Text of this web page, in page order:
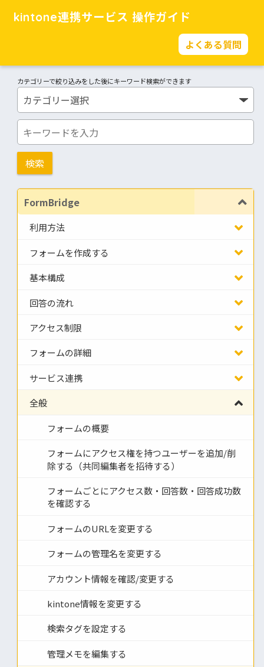
kintone連携サービス 操作ガイド
よくある質問
カテゴリーで絞り込みをした後にキーワード検索ができます
FormBridge
利用方法
フォームを作成する
基本構成
回答の流れ
アクセス制限
フォームの詳細
サービス連携
全般
フォームの概要
フォームにアクセス権を持つユーザーを追加/削
除する（共同編集者を招待する）
フォームごとにアクセス数・回答数・回答成功数
を確認する
フォームのURLを変更する
フォームの管理名を変更する
アカウント情報を確認/変更する
kintone情報を変更する
検索タグを設定する
管理メモを編集する